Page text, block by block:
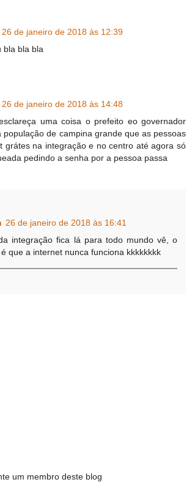
26 de janeiro de 2018 às 12:39
bla bla bla
26 de janeiro de 2018 às 14:48
uma coisa o prefeito eo governador
população de campina grande que as pessoas
grátes na integração e no centro até agora só
pedindo a senha por a pessoa passa
26 de janeiro de 2018 às 16:41
integração fica lá para todo mundo vê, o
que a internet nunca funciona kkkkkkkk
um membro deste blog